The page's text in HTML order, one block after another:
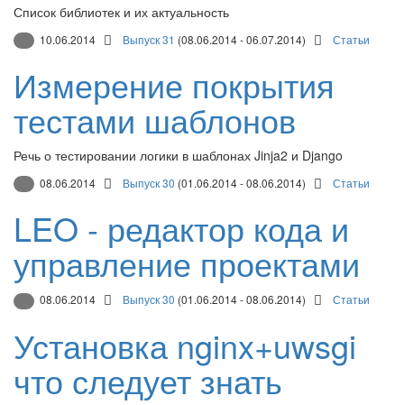
Список библиотек и их актуальность
10.06.2014 Выпуск 31 (08.06.2014 - 06.07.2014) Статьи
Измерение покрытия
тестами шаблонов
Речь о тестировании логики в шаблонах Jinja2 и Django
08.06.2014 Выпуск 30 (01.06.2014 - 08.06.2014) Статьи
LEO - редактор кода и
управление проектами
08.06.2014 Выпуск 30 (01.06.2014 - 08.06.2014) Статьи
Установка nginx+uwsgi
что следует знать